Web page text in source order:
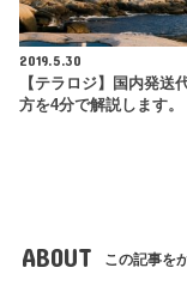
2019.5.30
【テラロジ】国内発送
方を4分で解説します。
ABOUT この記事を